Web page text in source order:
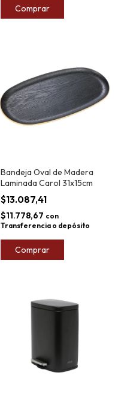
Bandeja Oval de Madera
Laminada Carol 31x15cm
$13.087,41
$11.778,67 con
Transferencia o depósito
Comprar